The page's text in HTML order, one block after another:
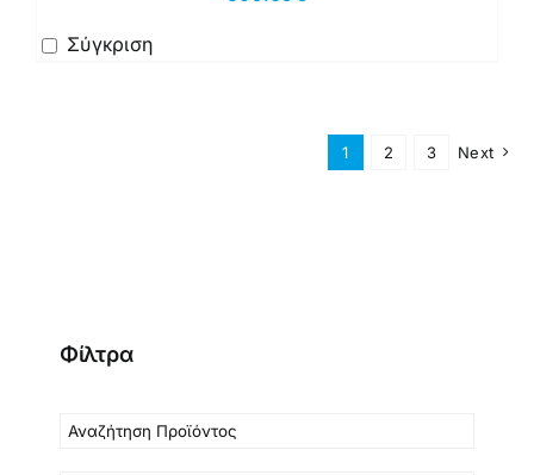
Σύγκριση
1 2 3 Next
Φίλτρα